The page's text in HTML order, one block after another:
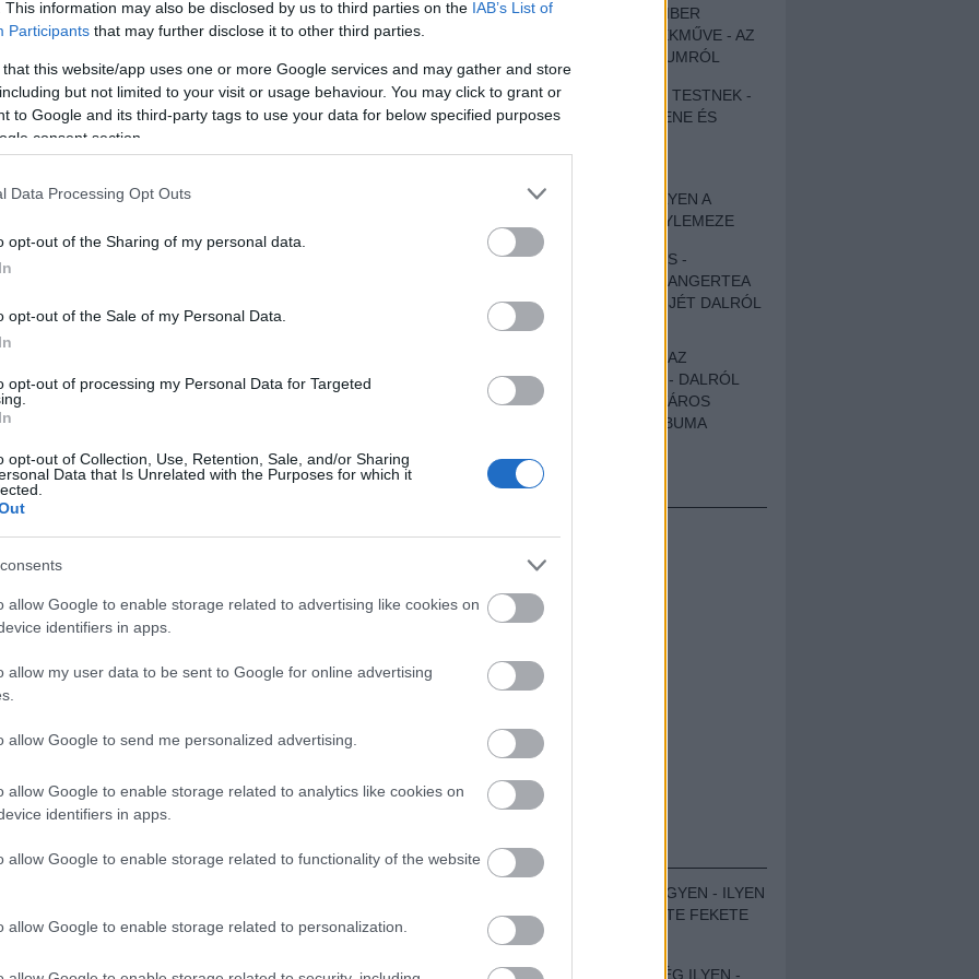
This information may also be disclosed by us to third parties on the IAB’s List of
Participants that may further disclose it to other third parties.
that this website/app uses one or more Google services and may gather and store
but not limited to your visit or usage behaviour. You may click to grant or
to Google and its third-party tags to use your data for below specified purposes
consent section.
Data Processing Opt Outs
opt-out of the Sharing of my personal data.
opt-out of the Sale of my Personal Data.
opt-out of processing my Personal Data for Targeted
opt-out of Collection, Use, Retention, Sale, and/or Sharing
Data that Is Unrelated with the Purposes for which it
allow Google to enable storage related to advertising like cookies on
identifiers in apps.
allow my user data to be sent to Google for online advertising
allow Google to send me personalized advertising.
allow Google to enable storage related to analytics like cookies on
identifiers in apps.
allow Google to enable storage related to functionality of the website
allow Google to enable storage related to personalization.
stb.)
EGY DÜHÖS VÉNEMBER
UNIVERZÁLIS REMEKMŰVE - AZ
ÚJ BOB DYLAN-ALBUMRÓL
ZENE LÉLEKNEK ÉS TESTNEK -
AUTENTIKUS NÉPZENE ÉS
SZOMORKODÁS - ILYEN A
KATATONIA ÚJ NAGYLEMEZE
CROCODILE NERVES -
HALLGASD MEG AZ ANGERTEA
MA MEGJELENT EP-JÉT DALRÓL
DALRA!
A FELELŐSSÉGTŐL AZ
ELLOPOTT FÖLDIG - DALRÓL
DALRA A KÉPZELT VÁROS
SAMIZDAT CÍMŰ ALBUMA
HIRDETÉS
BESZÁMOLÓK
ZENÉS TÁBOR A HEGYEN - ILYEN
VOLT A VÍRUS SZÜLTE FEKETE
ZAJ FESZTIVÁL
SOHA NEM VOLT MÉG ILYEN -